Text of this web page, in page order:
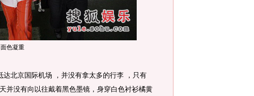
面色凝重
京国际机场 ，并没有拿太多的行李 ，只有
并没有向以往戴着黑色墨镜，身穿白色衬衫橘黄